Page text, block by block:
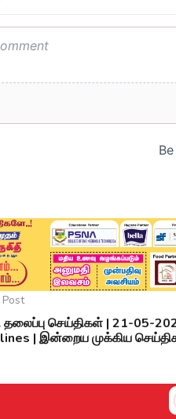
தலைப்பு செய்திகள் | 21-05-
| இன்றைய முக்கிய